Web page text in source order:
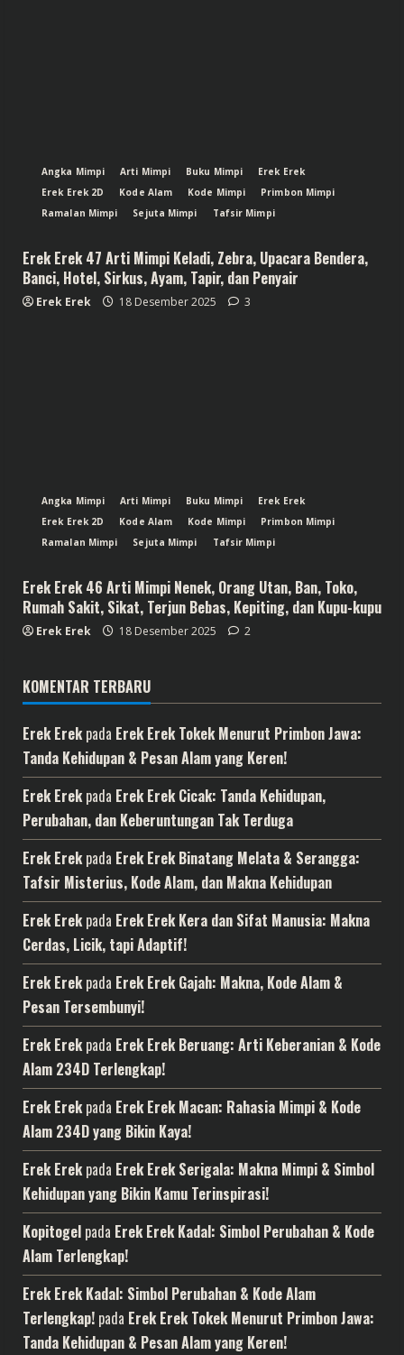
Angka Mimpi Arti Mimpi Buku Mimpi
Erek Erek
Erek Erek 2D
Kode Alam Kode Mimpi
Primbon Mimpi
Ramalan Mimpi
Sejuta Mimpi Tafsir Mimpi
Erek Erek 47 Arti Mimpi Keladi, Zebra, Upacara Bendera,
Banci, Hotel, Sirkus, Ayam, Tapir, dan Penyair
Erek Erek 18 Desember 2025 3
Angka Mimpi Arti Mimpi Buku Mimpi
Erek Erek
Erek Erek 2D
Kode Alam Kode Mimpi
Primbon Mimpi
Ramalan Mimpi
Sejuta Mimpi Tafsir Mimpi
Erek Erek 46 Arti Mimpi Nenek, Orang Utan, Ban, Toko,
Rumah Sakit, Sikat, Terjun Bebas, Kepiting, dan Kupu-kupu
Erek Erek 18 Desember 2025 2
KOMENTAR TERBARU
Erek Erekpada Erek Erek Tokek Menurut Primbon Jawa:
Tanda Kehidupan & Pesan Alam yang Keren!
Erek Erekpada Erek Erek Cicak: Tanda Kehidupan,
Perubahan, dan Keberuntungan Tak Terduga
Erek Erekpada Erek Erek Binatang Melata & Serangga:
Tafsir Misterius, Kode Alam, dan Makna Kehidupan
Erek Erekpada Erek Erek Kera dan Sifat Manusia: Makna
Cerdas, Licik, tapi Adaptif!
Erek Erekpada Erek Erek Gajah: Makna, Kode Alam &
Pesan Tersembunyi!
Erek Erekpada Erek Erek Beruang: Arti Keberanian & Kode
Alam 234D Terlengkap!
Erek Erekpada Erek Erek Macan: Rahasia Mimpi & Kode
Alam 234D yang Bikin Kaya!
Erek Erekpada Erek Erek Serigala: Makna Mimpi & Simbol
Kehidupan yang Bikin Kamu Terinspirasi!
Kopitogel pada Erek Erek Kadal: Simbol Perubahan & Kode
Alam Terlengkap!
Erek Erek Kadal: Simbol Perubahan & Kode Alam
Terlengkap! pada Erek Erek Tokek Menurut Primbon Jawa:
Tanda Kehidupan & Pesan Alam yang Keren!